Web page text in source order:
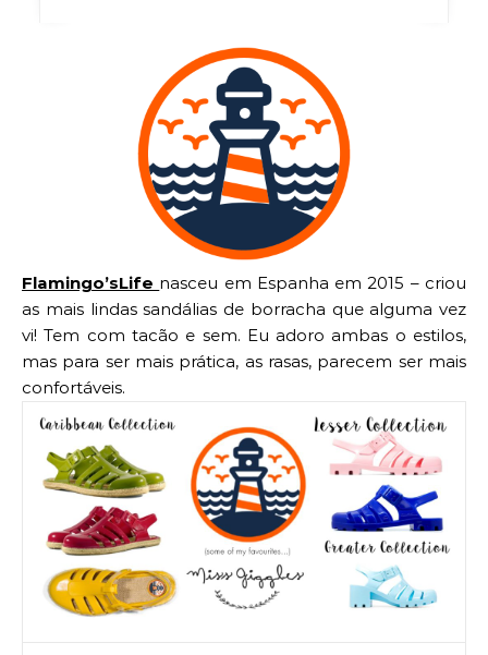
Flamingo’sLife nasceu em Espanha em 2015 – criou
as mais lindas sandálias de borracha que alguma vez
vi! Tem com tacão e sem. Eu adoro ambas o estilos,
mas para ser mais prática, as rasas, parecem ser mais
confortáveis.